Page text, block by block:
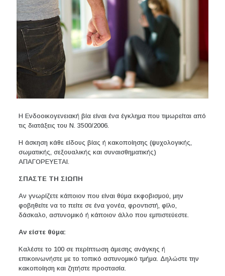
Η Ενδοοικογενειακή βία είναι ένα έγκλημα που τιμωρείται από
τις διατάξεις του Ν. 3500/2006.
Η άσκηση κάθε είδους βίας ή κακοποίησης (ψυχολογικής,
σωματικής, σεξουαλικής και συναισθηματικής)
ΑΠΑΓΟΡΕΥΕΤΑΙ.
ΣΠΑΣΤΕ ΤΗ ΣΙΩΠΗ
Αν γνωρίζετε κάποιον που είναι θύμα εκφοβισμού, μην
φοβηθείτε να το πείτε σε ένα γονέα, φροντιστή, φίλο,
δάσκαλο, αστυνομικό ή κάποιον άλλο που εμπιστεύεστε.
Αν είστε θύμα:
Καλέστε το 100 σε περίπτωση άμεσης ανάγκης ή
επικοινωνήστε με το τοπικό αστυνομικό τμήμα. Δηλώστε την
κακοποίηση και ζητήστε προστασία.